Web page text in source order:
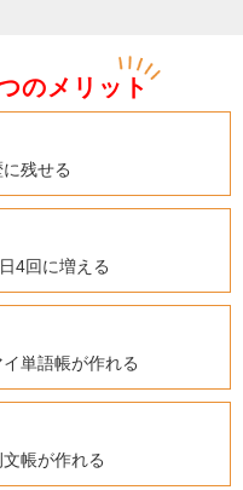
のメリット
残せる
4回に増える
単語帳が作れる
帳が作れる